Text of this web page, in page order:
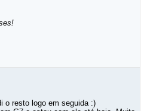
o resto logo em seguida :)